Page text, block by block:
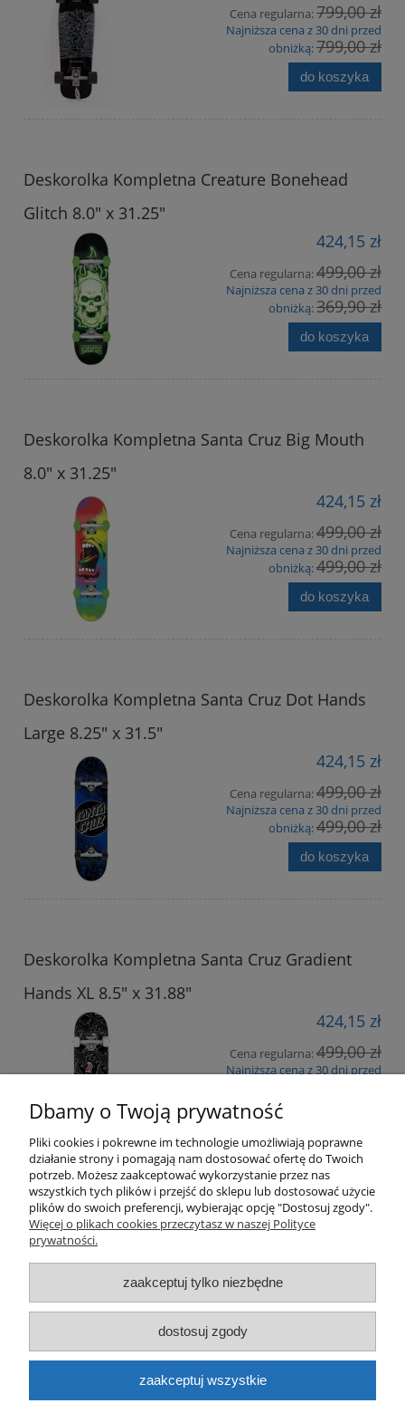
Cena regularna:799,00 zł
Najniższa cena z 30 dni przed
obniżką:799,00 zł
do koszyka
Deskorolka Kompletna Creature Bonehead
Glitch 8.0" x 31.25"
424,15 zł
Cena regularna:499,00 zł
Najniższa cena z 30 dni przed
obniżką:369,90 zł
do koszyka
Deskorolka Kompletna Santa Cruz Big Mouth
8.0" x 31.25"
424,15 zł
Cena regularna:499,00 zł
Najniższa cena z 30 dni przed
obniżką:499,00 zł
do koszyka
Deskorolka Kompletna Santa Cruz Dot Hands
Large 8.25" x 31.5"
424,15 zł
Cena regularna:499,00 zł
Najniższa cena z 30 dni przed
obniżką:499,00 zł
do koszyka
Deskorolka Kompletna Santa Cruz Gradient
Hands XL 8.5" x 31.88"
424,15 zł
Cena regularna:499,00 zł
Najniższa cena z 30 dni przed
Pomoc
Moje konto
Płatności i dostawa
Informacje
O nas
Dbamy o Twoją prywatność
Pliki cookies i pokrewne im technologie umożliwiają poprawne
działanie strony i pomagają nam dostosować ofertę do Twoich
potrzeb. Możesz zaakceptować wykorzystanie przez nas
wszystkich tych plików i przejść do sklepu lub dostosować użycie
plików do swoich preferencji, wybierając opcję "Dostosuj zgody".
Więcej o plikach cookies przeczytasz w naszej Polityce
prywatności.
zaakceptuj tylko niezbędne
dostosuj zgody
zaakceptuj wszystkie